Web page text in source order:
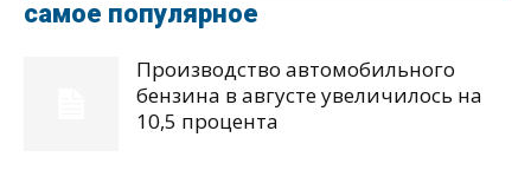
самое популярное
Производство автомобильного
бензина в августе увеличилось на
10,5 процента